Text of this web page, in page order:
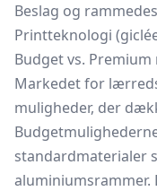
Beslag og
Printteknologi
Budget vs.
Markedet for
muligheder, der
standardmaterialer
aluminiumsrammer.